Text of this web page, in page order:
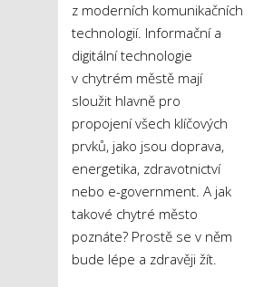
z moderních komunikačních
technologií. Informační a
digitální technologie
v chytrém městě mají
sloužit hlavně pro
propojení všech klíčových
prvků, jako jsou doprava,
energetika, zdravotnictví
nebo e-government. A jak
takové chytré město
poznáte? Prostě se v něm
bude lépe a zdravěji žít.